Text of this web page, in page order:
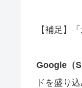
【補足】
Google（
ドを盛り